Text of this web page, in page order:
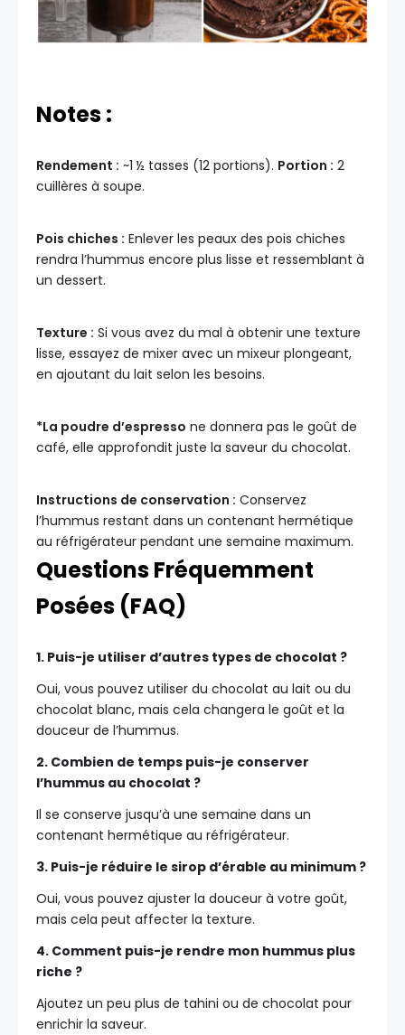
Notes :
Rendement : ~1 ½ tasses (12 portions). Portion : 2
cuillères à soupe.
Pois chiches : Enlever les peaux des pois chiches
rendra l’hummus encore plus lisse et ressemblant à
un dessert.
Texture : Si vous avez du mal à obtenir une texture
lisse, essayez de mixer avec un mixeur plongeant,
en ajoutant du lait selon les besoins.
*La poudre d’espresso ne donnera pas le goût de
café, elle approfondit juste la saveur du chocolat.
Instructions de conservation : Conservez
l’hummus restant dans un contenant hermétique
au réfrigérateur pendant une semaine maximum.
Questions Fréquemment
Posées (FAQ)
1. Puis-je utiliser d’autres types de chocolat ?
Oui, vous pouvez utiliser du chocolat au lait ou du
chocolat blanc, mais cela changera le goût et la
douceur de l’hummus.
2. Combien de temps puis-je conserver
l’hummus au chocolat ?
Il se conserve jusqu’à une semaine dans un
contenant hermétique au réfrigérateur.
3. Puis-je réduire le sirop d’érable au minimum ?
Oui, vous pouvez ajuster la douceur à votre goût,
mais cela peut affecter la texture.
4. Comment puis-je rendre mon hummus plus
riche ?
Ajoutez un peu plus de tahini ou de chocolat pour
enrichir la saveur.